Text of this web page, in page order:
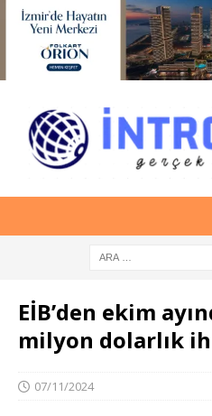
EİB’den ekim
milyon dolarlık
07/11/2024